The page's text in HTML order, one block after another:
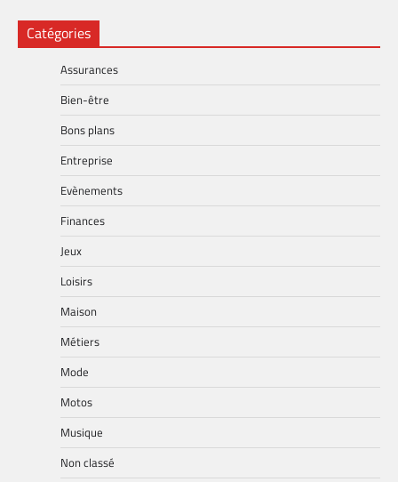
Catégories
Assurances
Bien-être
Bons plans
Entreprise
Evènements
Finances
Jeux
Loisirs
Maison
Métiers
Mode
Motos
Musique
Non classé